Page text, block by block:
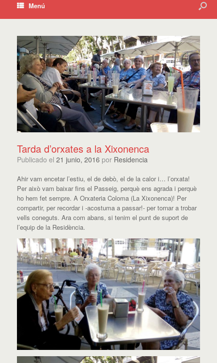
Menú
Tarda d’orxates a la Xixonenca
Publicado el 21 junio, 2016 por Residencia
Ahir vam encetar l’estiu, el de debò, el de la calor i… l’orxata!
Per això vam baixar fins el Passeig, perquè ens agrada i perquè
ho hem fet sempre. A Orxateria Coloma (La Xixonenca)! Per
compartir, per recordar i -acostuma a passar!- per tornar a trobar
vells coneguts. Ara com abans, si tenim el punt de suport de
l’equip de la Residència.